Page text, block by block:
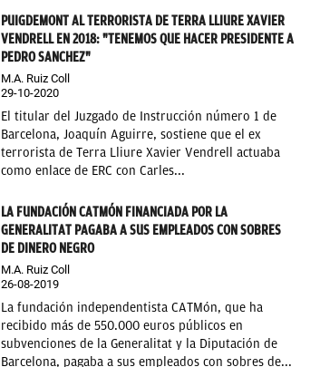
PUIGDEMONT AL TERRORISTA DE TERRA LLIURE XAVIER
VENDRELL EN 2018: "TENEMOS QUE HACER PRESIDENTE A
PEDRO SANCHEZ"
M.A. Ruiz Coll
29-10-2020
El titular del Juzgado de Instrucción número 1 de
Barcelona, Joaquín Aguirre, sostiene que el ex
terrorista de Terra Lliure Xavier Vendrell actuaba
como enlace de ERC con Carles...
LA FUNDACIÓN CATMÓN FINANCIADA POR LA
GENERALITAT PAGABA A SUS EMPLEADOS CON SOBRES
DE DINERO NEGRO
M.A. Ruiz Coll
26-08-2019
La fundación independentista CATMón, que ha
recibido más de 550.000 euros públicos en
subvenciones de la Generalitat y la Diputación de
Barcelona, pagaba a sus empleados con sobres de...